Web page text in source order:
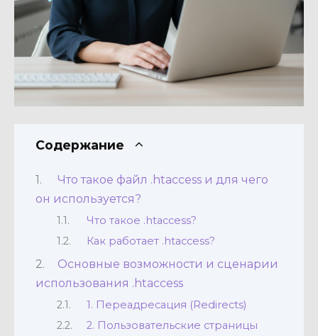
Содержание
Что такое файл .htaccess и для чего
он используется?
Что такое .htaccess?
Как работает .htaccess?
Основные возможности и сценарии
использования .htaccess
1. Переадресация (Redirects)
2. Пользовательские страницы